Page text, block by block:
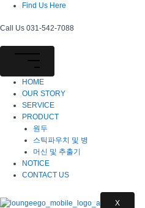
츠
뛰
Find Us Here
Call Us 031-542-7088
HOME
OUR STORY
SERVICE
PRODUCT
원두
스틱파우치 및 병
머신 및 추출기
NOTICE
CONTACT US
X